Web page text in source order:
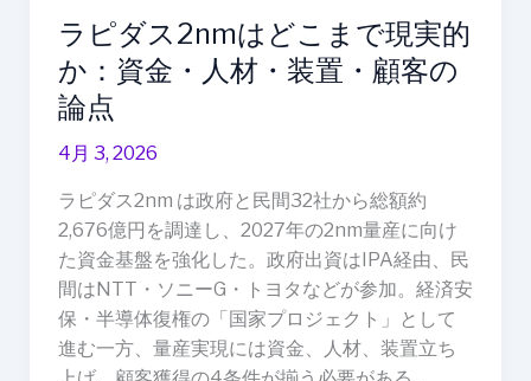
ラピダス2nmはどこまで現実的
か：資金・人材・装置・顧客の
論点
4月 3, 2026
ラピダス2nm は政府と民間32社から総額約
2,676億円を調達し、2027年の2nm量産に向け
た資金基盤を強化した。政府出資はIPA経由、民
間はNTT・ソニーG・トヨタなどが参加。経済安
保・半導体復権の「国家プロジェクト」として
進む一方、量産実現には資金、人材、装置立ち
2nm
は
ど
こ
ま
現
実
的
か：
資
金・